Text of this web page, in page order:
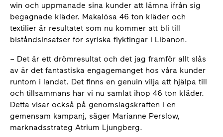
win och uppmanade sina kunder att lämna ifrån sig
begagnade kläder. Makalösa 46 ton kläder och
textilier är resultatet som nu kommer att bli till
biståndsinsatser för syriska flyktingar i Libanon.
– Det är ett drömresultat och det jag framför allt slås
av är det fantastiska engagemanget hos våra kunder
runtom i landet. Det finns en genuin vilja att hjälpa till
och tillsammans har vi nu samlat ihop 46 ton kläder.
Detta visar också på genomslagskraften i en
gemensam kampanj, säger Marianne Perslow,
marknadsstrateg Atrium Ljungberg.